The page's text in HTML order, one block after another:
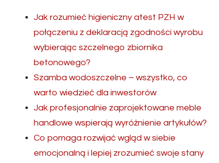
Jak rozumieć higieniczny atest PZH w
połączeniu z deklaracją zgodności wyrobu
wybierając szczelnego zbiornika
betonowego?
Szamba wodoszczelne – wszystko, co
warto wiedzieć dla inwestorów
Jak profesjonalnie zaprojektowane meble
handlowe wspierają wyróżnienie artykułów?
Co pomaga rozwijać wgląd w siebie
emocjonalną i lepiej zrozumieć swoje stany